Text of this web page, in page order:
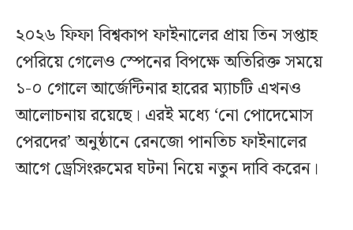
২০২৬ ফিফা বিশ্বকাপ ফাইনালের প্রায় তিন সপ্তাহ
পেরিয়ে গেলেও স্পেনের বিপক্ষে অতিরিক্ত সময়ে
১-০ গোলে আর্জেন্টিনার হারের ম্যাচটি এখনও
আলোচনায় রয়েছে। এরই মধ্যে ‘নো পোদেমোস
পেরদের’ অনুষ্ঠানে রেনজো পানতিচ ফাইনালের
আগে ড্রেসিংরুমের ঘটনা নিয়ে নতুন দাবি করেন।